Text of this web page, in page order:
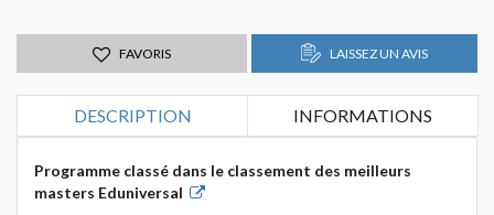
FAVORIS LAISSEZ UN AVIS
DESCRIPTION INFORMATIONS
Programme classé dans le classement des meilleurs
masters Eduniversal